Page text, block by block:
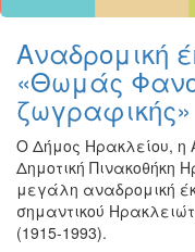
ΗΜΕΡΟΛΟΓΙΟ
ΕΚΔΗΛΩΣΕΩΝ
Χριστούγεννα
-
Πρωτοχρονιά
Βιβλίο
Ζωγραφική
Αναδρομική
«Θωμάς
ζωγραφικής»
Ο Δήμος Ηρακλείου, η
Δημοτική Πινακοθήκη
μεγάλη αναδρομική
σημαντικού
(1915-1993).